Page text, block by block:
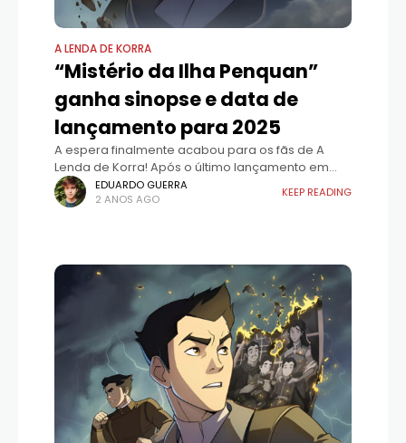
A LENDA DE KORRA
“Mistério da Ilha Penquan”
ganha sinopse e data de
lançamento para 2025
A espera finalmente acabou para os fãs de A
Lenda de Korra! Após o último lançamento em
2019, a série voltou com uma nova e emocionante
aventura estrelando os irmãos Mako
EDUARDO GUERRA
2 ANOS AGO
KEEP READING